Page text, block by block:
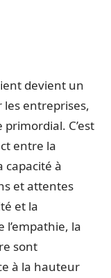
devient un
entreprises,
C’est
entre la
capacité à
et attentes
et la
l’empathie, la
sont
à la hauteur